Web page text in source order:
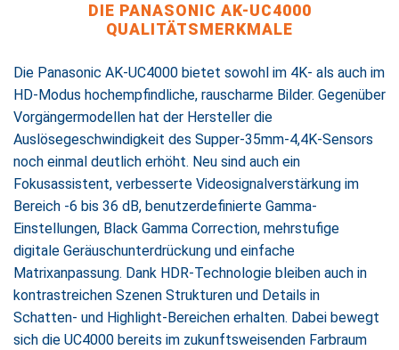
DIE PANASONIC AK-UC4000
QUALITÄTSMERKMALE
Die Panasonic AK-UC4000 bietet sowohl im 4K- als auch im
HD-Modus hochempfindliche, rauscharme Bilder. Gegenüber
Vorgängermodellen hat der Hersteller die
Auslösegeschwindigkeit des Supper-35mm-4,4K-Sensors
noch einmal deutlich erhöht. Neu sind auch ein
Fokusassistent, verbesserte Videosignalverstärkung im
Bereich -6 bis 36 dB, benutzerdefinierte Gamma-
Einstellungen, Black Gamma Correction, mehrstufige
digitale Geräuschunterdrückung und einfache
Matrixanpassung. Dank HDR-Technologie bleiben auch in
kontrastreichen Szenen Strukturen und Details in
Schatten- und Highlight-Bereichen erhalten. Dabei bewegt
sich die UC4000 bereits im zukunftsweisenden Farbraum